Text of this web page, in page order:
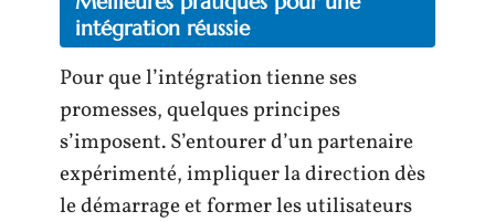
intégration réussie
Pour que l’intégration tienne ses
promesses, quelques principes
s’imposent. S’entourer d’un partenaire
expérimenté, impliquer la direction dès
le démarrage et former les utilisateurs